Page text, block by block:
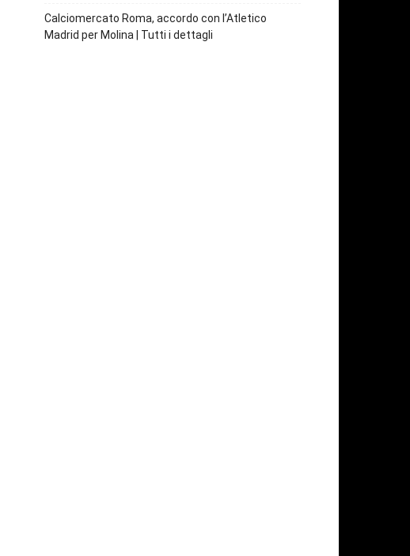
Calciomercato Roma, accordo con l’Atletico
Madrid per Molina | Tutti i dettagli